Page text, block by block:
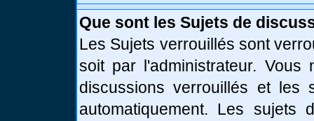
Que sont les Sujets de
Les Sujets verrouillés sont
soit par l'administrateur.
discussions verrouillés et les
automatiquement. Les sujets